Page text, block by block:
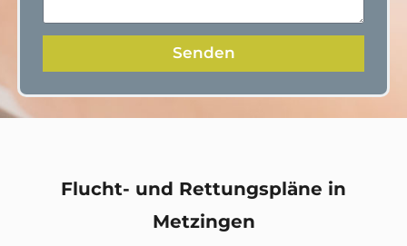
Senden
Flucht- und Rettungspläne in
Metzingen